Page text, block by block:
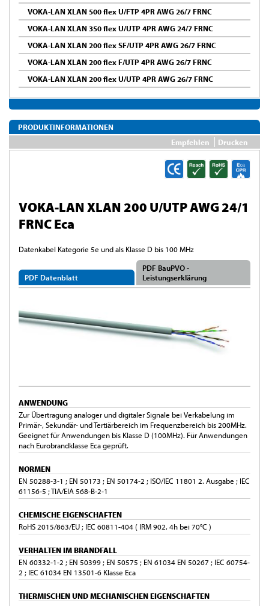
VOKA-LAN XLAN 500 flex U/FTP 4PR AWG 26/7 FRNC
VOKA-LAN XLAN 350 flex U/UTP 4PR AWG 24/7 FRNC
VOKA-LAN XLAN 200 flex SF/UTP 4PR AWG 26/7 FRNC
VOKA-LAN XLAN 200 flex F/UTP 4PR AWG 26/7 FRNC
VOKA-LAN XLAN 200 flex U/UTP 4PR AWG 26/7 FRNC
PRODUKTINFORMATIONEN
Empfehlen
Drucken
VOKA-LAN XLAN 200 U/UTP AWG 24/1
FRNC Eca
Datenkabel Kategorie 5e und als Klasse D bis 100 MHz
PDF Datenblatt
PDF BauPVO -
Leistungserklärung
ANWENDUNG
Zur Übertragung analoger und digitaler Signale bei Verkabelung im
Primär-, Sekundär- und Tertiärbereich im Frequenzbereich bis 200MHz.
Geeignet für Anwendungen bis Klasse D (100MHz). Für Anwendungen
nach Eurobrandklasse Eca geprüft.
NORMEN
EN 50288-3-1 ; EN 50173 ; EN 50174-2 ; ISO/IEC 11801 2. Ausgabe ; IEC
61156-5 ; TIA/EIA 568-B-2-1
CHEMISCHE EIGENSCHAFTEN
RoHS 2015/863/EU ; IEC 60811-404 ( IRM 902, 4h bei 70°C )
VERHALTEN IM BRANDFALL
EN 60332-1-2 ; EN 50399 ; EN 50575 ; EN 61034 EN 50267 ; IEC 60754-
2 ; IEC 61034 EN 13501-6 Klasse Eca
THERMISCHEN UND MECHANISCHEN EIGENSCHAFTEN